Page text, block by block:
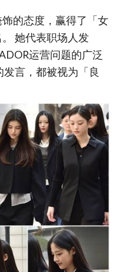
的态度，赢得了「女
她代表职场人发
运营问题的广泛
言，都被视为「良